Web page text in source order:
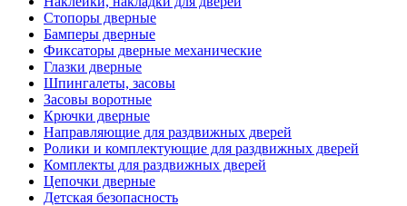
Стопоры дверные
Бамперы дверные
Фиксаторы дверные механические
Глазки дверные
Шпингалеты, засовы
Засовы воротные
Крючки дверные
Направляющие для раздвижных дверей
Ролики и комплектующие для раздвижных дверей
Комплекты для раздвижных дверей
Цепочки дверные
Детская безопасность